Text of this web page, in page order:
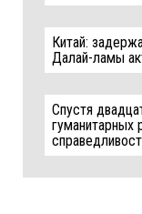
Китай:
Далай-ламы
Спустя
гуманитарных